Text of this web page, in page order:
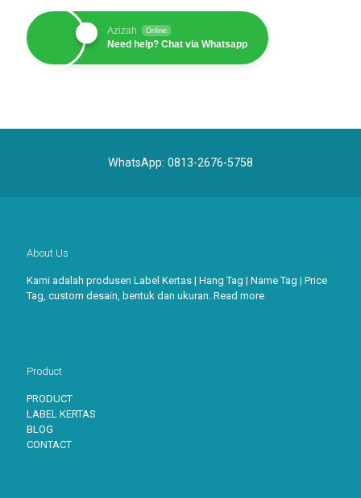
Azizah Online
Need help? Chat via Whatsapp
WhatsApp: 0813-2676-5758
About Us
Kami adalah produsen Label Kertas | Hang Tag | Name Tag | Price
Tag, custom desain, bentuk dan ukuran. Read more
Product
PRODUCT
LABEL KERTAS
BLOG
CONTACT